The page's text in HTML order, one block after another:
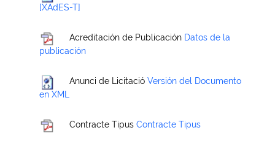
[XAdES-T]
Acreditación de Publicación Datos de la
publicación
Anunci de Licitació Versión del Documento
en XML
Contracte Tipus Contracte Tipus